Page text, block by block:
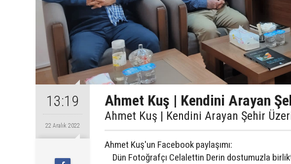
13:19
22 Aralık 2022
Ahmet Kuş | Kendini Arayan
Ahmet Kuş | Kendini Arayan Şehir
Ahmet Kuş'un Facebook paylaşımı:
Dün Fotoğrafçı Celalettin Derin dostumuzla